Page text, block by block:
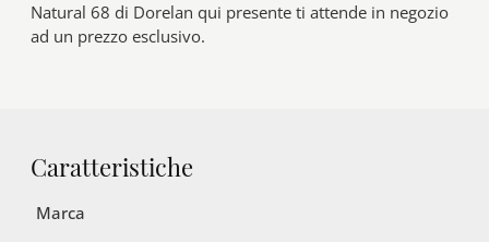
Natural 68 di Dorelan qui presente ti attende in negozio
ad un prezzo esclusivo.
Caratteristiche
Marca